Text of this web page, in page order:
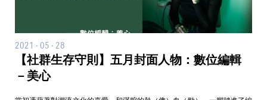
2021 - 05 - 28
【社群生存守則】五月封面人物：數位編輯
－美心